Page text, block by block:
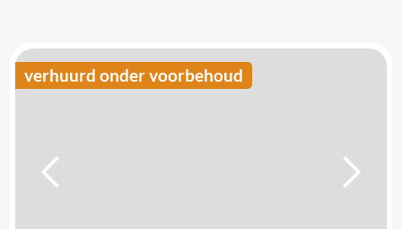
verhuurd onder voorbehoud